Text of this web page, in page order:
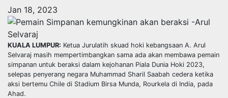
Jan 18, 2023
KUALA LUMPUR: Ketua Jurulatih skuad hoki kebangsaan A. Arul
Selvaraj masih mempertimbangkan sama ada akan membawa pemain
simpanan untuk beraksi dalam kejohanan Piala Dunia Hoki 2023,
selepas penyerang negara Muhammad Sharil Saabah cedera ketika
aksi bertemu Chile di Stadium Birsa Munda, Rourkela di India, pada
Ahad.